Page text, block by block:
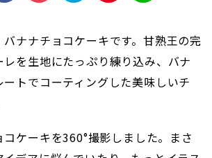
ナナチョコケーキです。甘熟王の完
を生地にたっぷり練り込み、バナ
トでコーティングした美味しいチ
ケーキを360°撮影しました。まさ